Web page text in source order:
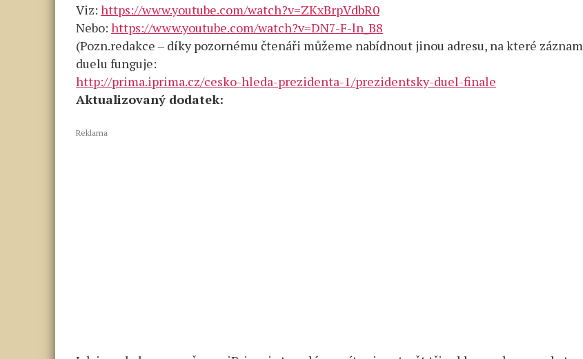
Viz: https://www.youtube.com/watch?v=ZKxBrpVdbR0
Nebo: https://www.youtube.com/watch?v=DN7-F-ln_B8
(Pozn.redakce – díky pozornému čtenáři můžeme nabídnout jinou adresu, na které záznam
duelu funguje:
http://prima.iprima.cz/cesko-hleda-prezidenta-1/prezidentsky-duel-finale
Aktualizovaný dodatek:
Reklama